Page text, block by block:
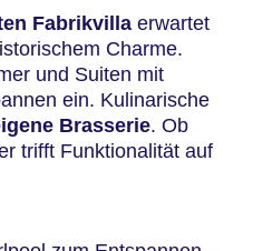
Fabrikvilla erwartet
Charme.
und Suiten mit
ein. Kulinarische
Brasserie. Ob
trifft Funktionalität auf